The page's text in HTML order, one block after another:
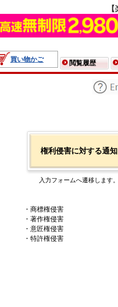
買い物かご
閲覧履歴
権利侵害に対する通知
入力フォームへ遷移します。
・商標権侵害
・著作権侵害
・意匠権侵害
・特許権侵害